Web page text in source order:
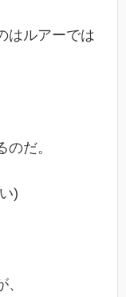
はルアーでは
だ。
)